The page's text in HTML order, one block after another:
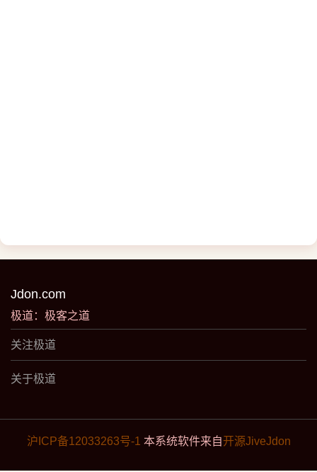
Jdon.com
极道：极客之道
关注极道
关于极道
沪ICP备12033263号-1 本系统软件来自开源JiveJdon